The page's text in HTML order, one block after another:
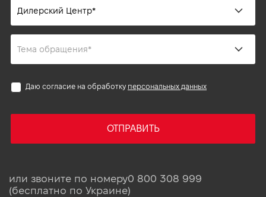
Даю согласие на обработку персональных данных
ОТПРАВИТЬ
или звоните по номеру0 800 308 999
(бесплатно по Украине)